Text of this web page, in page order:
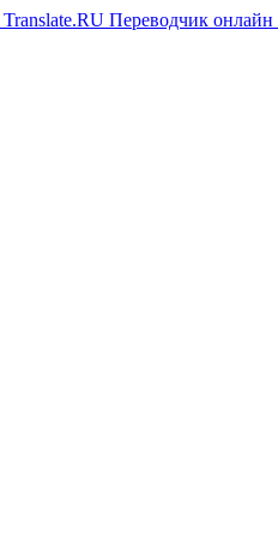
Translate.RU Переводчик онлайн